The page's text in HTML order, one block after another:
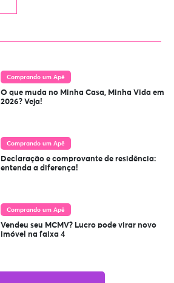
Comprando um Apê
O que muda no Minha Casa, Minha Vida em
2026? Veja!
Comprando um Apê
Declaração e comprovante de residência:
entenda a diferença!
Comprando um Apê
Vendeu seu MCMV? Lucro pode virar novo
imóvel na faixa 4